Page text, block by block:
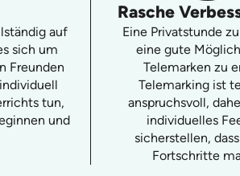
auf
sich um
Freunden
tun,
und
Rasche
Eine Privatstunde
eine gute
Telemarken zu
Telemarking ist
anspruchsvoll,
individuelles
sicherstellen,
Fortschritte